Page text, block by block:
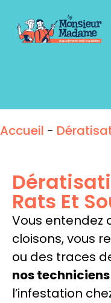
Accueil -
Rats Et
Vous entendez
cloisons, vous
ou des traces
nos
l’infestation